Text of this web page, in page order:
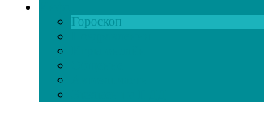
Гороскоп